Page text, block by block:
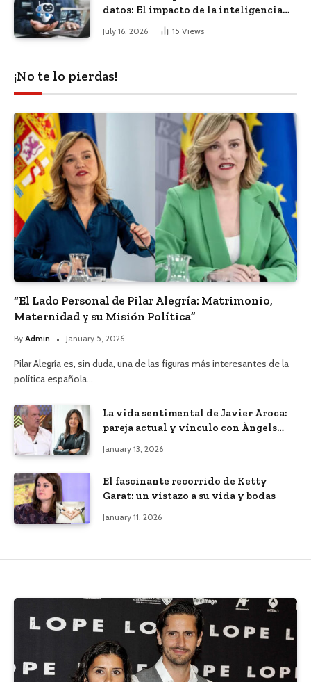
datos: El impacto de la inteligencia
July 16, 2026 15 Views
¡No te lo pierdas!
“El Lado Personal de Pilar Alegría: Matrimonio,
Maternidad y su Misión Política”
By Admin January 5, 2026
Pilar Alegría es, sin duda, una de las figuras más interesantes de la
política española…
La vida sentimental de Javier Aroca:
pareja actual y vínculo con Àngels
January 13, 2026
El fascinante recorrido de Ketty
Garat: un vistazo a su vida y bodas
January 11, 2026